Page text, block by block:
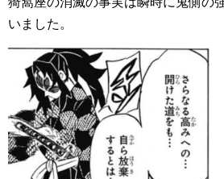
いました。